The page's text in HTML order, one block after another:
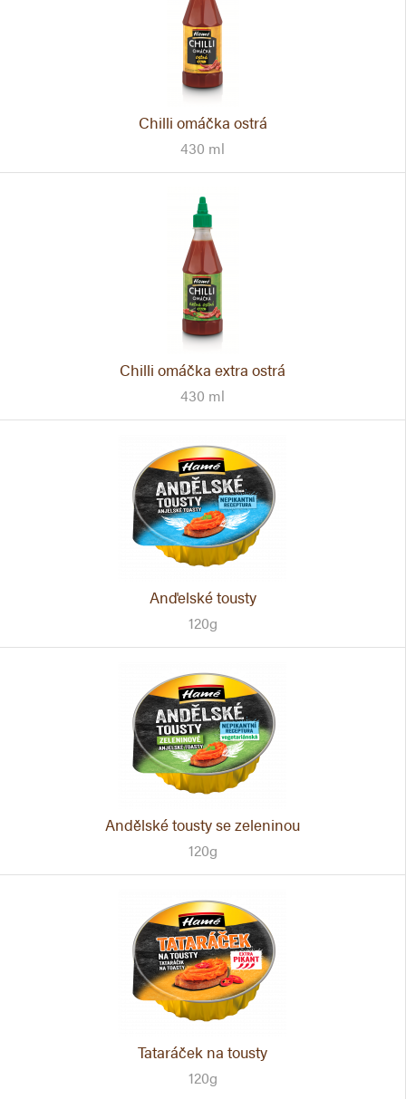
Chilli omáčka ostrá
430 ml
Chilli omáčka extra ostrá
430 ml
Anďelské tousty
120g
Andělské tousty se zeleninou
120g
Tataráček na tousty
120g